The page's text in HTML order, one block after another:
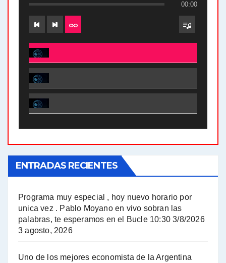
00:00
El Bucle News en Radio Gráfica. Bloque 2 . 28.04.24 - Jorge Gres
El Bucle News en Radio Gráfica. Bloque 1 . 28.04.24 - Jorge Gres
El Bucle News en Radio Gráfica. Bloque 2 . 21.04.24 - Jorge Gres
A mayor poder al empresariado le cuesta encontrar resistencia - Jose Urtubey con Jorge Gres
ENTRADAS RECIENTES
Programa muy especial , hoy nuevo horario por
unica vez . Pablo Moyano en vivo sobran las
palabras, te esperamos en el Bucle 10:30 3/8/2026
3 agosto, 2026
Uno de los mejores economista de la Argentina